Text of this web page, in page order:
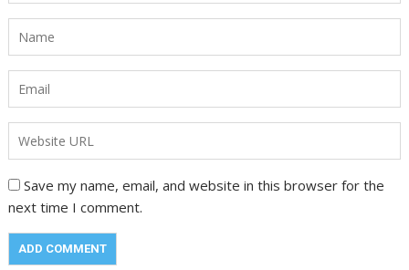
Save my name, email, and website in this browser for the
next time I comment.